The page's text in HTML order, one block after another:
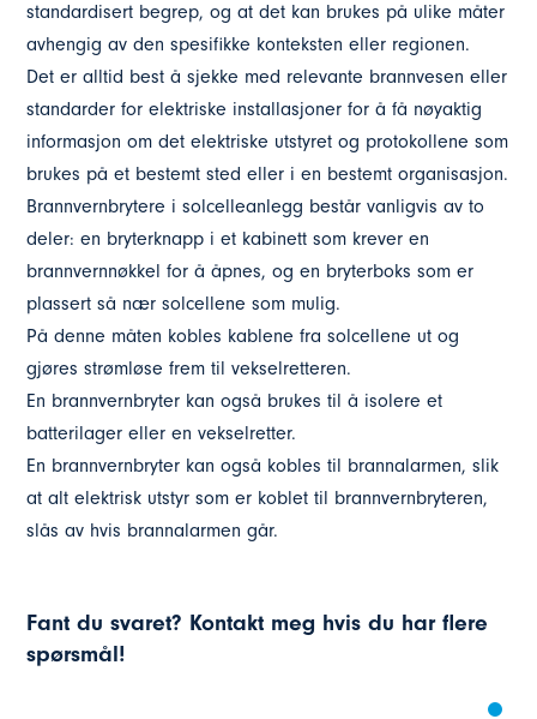
standardisert begrep, og at det kan brukes på ulike måter
avhengig av den spesifikke konteksten eller regionen.
Det er alltid best å sjekke med relevante brannvesen eller
standarder for elektriske installasjoner for å få nøyaktig
informasjon om det elektriske utstyret og protokollene som
brukes på et bestemt sted eller i en bestemt organisasjon.
Brannvernbrytere i solcelleanlegg består vanligvis av to
deler: en bryterknapp i et kabinett som krever en
brannvernnøkkel for å åpnes, og en bryterboks som er
plassert så nær solcellene som mulig.
På denne måten kobles kablene fra solcellene ut og
gjøres strømløse frem til vekselretteren.
En brannvernbryter kan også brukes til å isolere et
batterilager eller en vekselretter.
En brannvernbryter kan også kobles til brannalarmen, slik
at alt elektrisk utstyr som er koblet til brannvernbryteren,
slås av hvis brannalarmen går.
Fant du svaret? Kontakt meg hvis du har flere
spørsmål!